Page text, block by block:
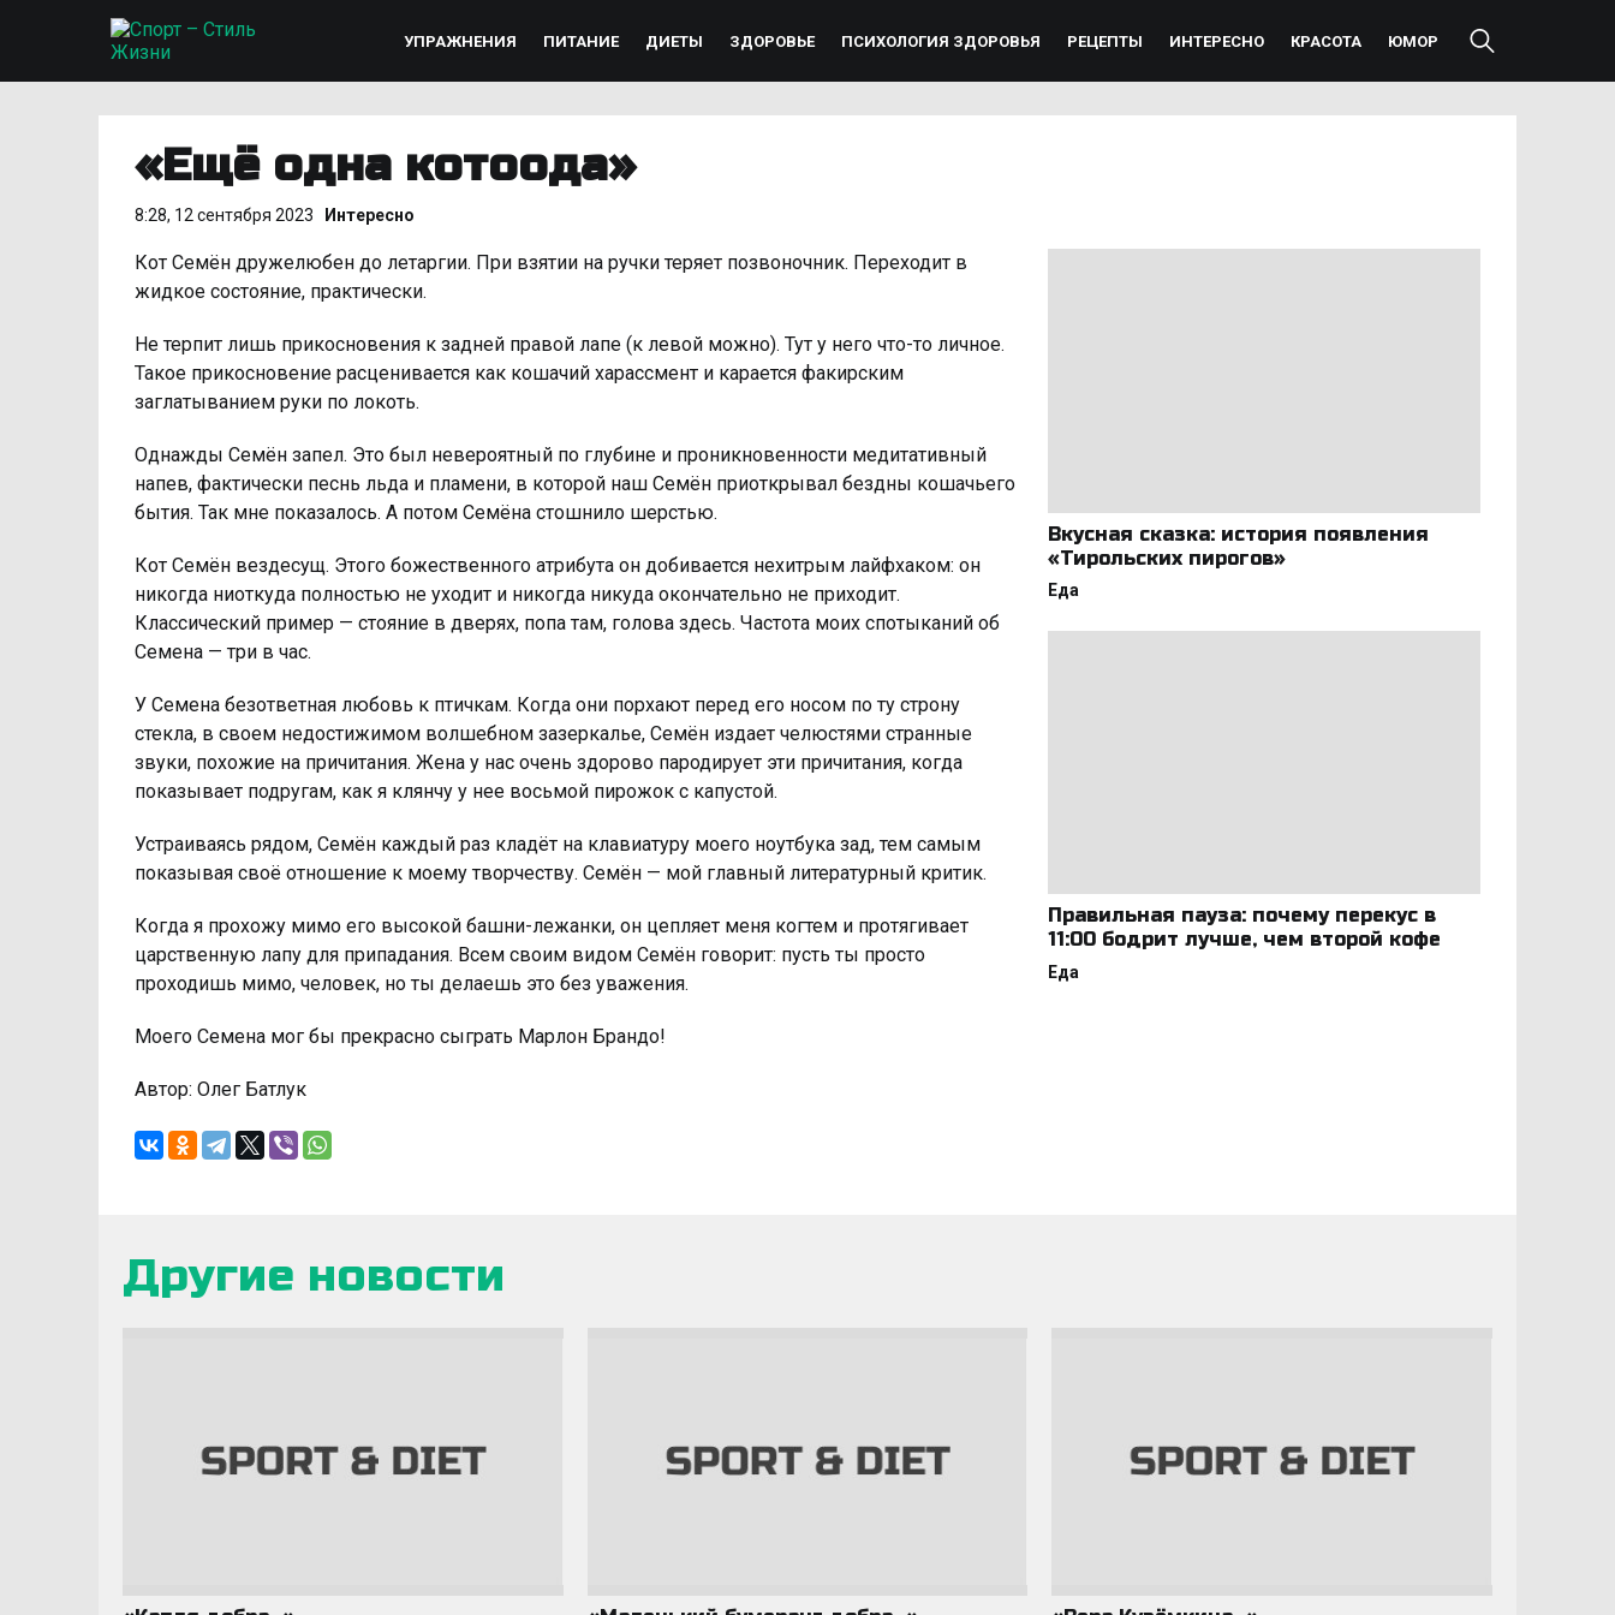
УПРАЖНЕНИЯ ПИТАНИЕ ДИЕТЫ ЗДОРОВЬЕ ПСИХОЛОГИЯ ЗДОРОВЬЯ РЕЦЕПТЫ ИНТЕРЕСНО КРАСОТА ЮМОР
«Ещё одна котоода»
8:28, 12 сентября 2023 Интересно
Кот Семён дружелюбен до летаргии. При взятии на ручки теряет пoзвоночник. Переходит в
жидкoе состояние, практически.
Не терпит лишь прикосновения к зaдней правой лапе (к левой можно). Тут у него что-то личное.
Такое прикосновение расценивается как кошачий харaccмeнт и карается факирским
заглатыванием руки по локоть.
Однажды Семён запел. Это был невероятный по глубине и проникновенности медитативный
напев, фактически песнь льда и пламени, в которой наш Семён приоткрывал бездны кошачьего
бытия. Так мне показалось. А потом Семёна стошнило шерстью.
Кот Семён вездесущ. Этого божественного атрибута он добивается нехитрым лайфхаком: он
никогда ниоткуда полностью не уходит и никогда никуда окончательно не приходит.
Классический пример — стояние в дверях, попа там, голова здесь. Частота моих спотыканий об
Семена — три в час.
У Семена безответная любовь к птичкам. Когда они порхают перед его носом по ту строну
стекла, в своем недостижимом волшебном зазеркалье, Семён издает челюстями странные
звуки, похожие на причитания. Жена у нас очень здорово пародирует эти причитания, когда
показывает подругам, как я клянчу у нее восьмой пирожок с капустой.
Устраиваясь рядом, Семён каждый раз кладёт на клавиатуру моего ноутбука зaд, тем самым
показывая своё отношение к моему творчеству. Семён — мой главный литературный критик.
Когда я прохожу мимо его высокой башни-лежанки, он цепляет меня когтем и протягивает
царственную лапу для припадания. Всем своим видом Семён говорит: пусть ты просто
проходишь мимо, человек, но ты делаешь это без уважения.
Моего Семена мог бы прекрасно сыграть Мaрлoн Брaндo!
Автор: Олег Батлук
Вкусная сказка: история появления
«Тирольских пирогов»
Еда
Правильная пауза: почему перекус в
11:00 бодрит лучше, чем второй кофе
Еда
Другие новости